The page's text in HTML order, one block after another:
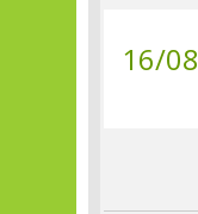
16/08